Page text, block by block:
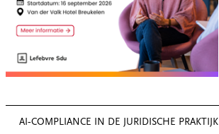
AI‑COMPLIANCE IN DE JURIDISCHE PRAKTIJK